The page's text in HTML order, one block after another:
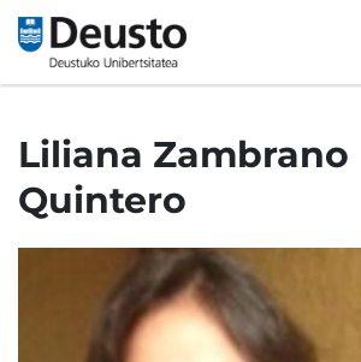
Liliana Zambrano
Quintero